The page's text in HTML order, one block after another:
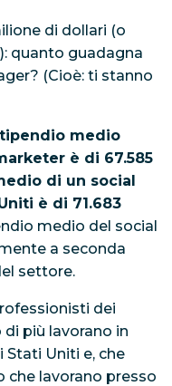
di dollari (o
quanto guadagna
(Cioè: ti stanno
medio
è di 67.585
di un social
è di 71.683
medio del social
a seconda
settore.
dei
più lavorano in
Stati Uniti e, che
che lavorano presso